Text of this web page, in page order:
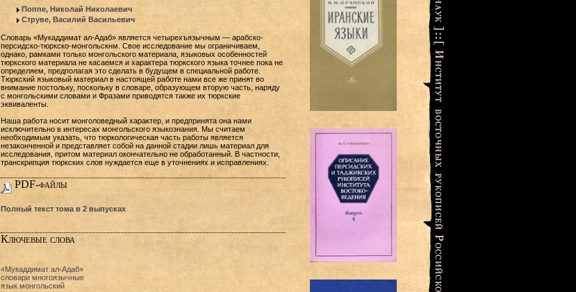
Поппе, Николай Николаевич
Струве, Василий Васильевич
Словарь «Мукаддимат ал-Адаб» является четырехъязычным — арабско-
персидско-тюркско-монгольскнм. Свое исследование мы ограничиваем,
однако, рамками только монгольского материала, языковых особенностей
тюркского материала не касаемся и характера тюркского языка точнее пока не
определяем, предполагая это сделать в будущем в специальной работе.
Тюркский языковый материал в настоящей работе нами все же принят во
внимание постольку, поскольку в словаре, образующем вторую часть, наряду
с монгольскими словами и Фразами приводятся также их тюркские
эквиваленты.
Наша работа носит монголоведный характер, и предпринята она нами
исключительно в интересах монгольского языкознания. Мы считаем
необходимым указать, что тюркологическая часть работы является
незаконченной и представляет собой на данной стадии лишь материал для
исследования, притом материал окончательно не обработанный. В частности,
транскрипция тюркских слов нуждается еще в уточнениях и исправлениях.
PDF-файлы
Полный текст тома в 2 выпусках
Ключевые слова
«Мукаддимат ал-Адаб»
словари многоязычные
язык монгольский